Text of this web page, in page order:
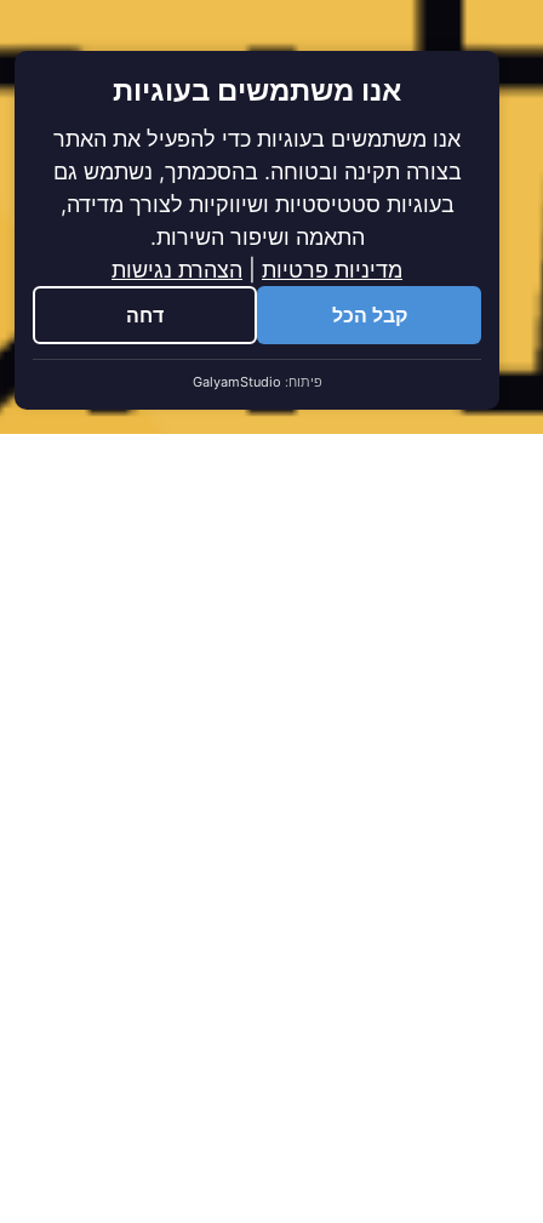
אנו משתמשים בעוגיות
אנו משתמשים בעוגיות כדי להפעיל את האתר
בצורה תקינה ובטוחה. בהסכמתך, נשתמש גם
בעוגיות סטטיסטיות ושיווקיות לצורך מדידה,
התאמה ושיפור השירות.
מדיניות פרטיות| הצהרת נגישות
קבל הכל דחה
פיתוח:GalyamStudio